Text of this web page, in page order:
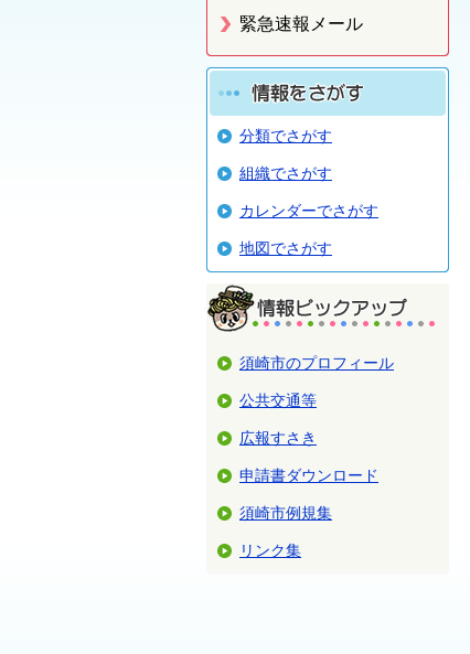
緊急速報メール
分類でさがす
組織でさがす
カレンダーでさがす
地図でさがす
須崎市のプロフィール
公共交通等
広報すさき
申請書ダウンロード
須崎市例規集
リンク集